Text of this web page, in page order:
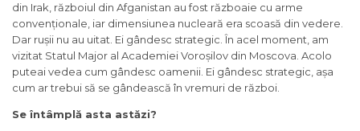
din Irak, războiul din Afganistan au fost războaie cu arme
convenționale, iar dimensiunea nucleară era scoasă din vedere.
Dar rușii nu au uitat. Ei gândesc strategic. În acel moment, am
vizitat Statul Major al Academiei Voroșilov din Moscova. Acolo
puteai vedea cum gândesc oamenii. Ei gândesc strategic, așa
cum ar trebui să se gândească în vremuri de război.
Se întâmplă asta astăzi?